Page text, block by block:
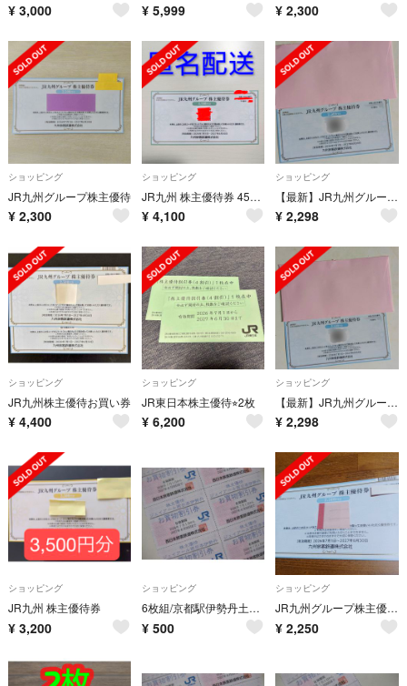
¥ 3,000 ¥ 5,999 ¥ 2,300
ショッピング
JR九州グループ株主優待
¥ 2,300
ショッピング
JR九州 株主優待券 4500円分
¥ 4,100
ショッピング
【最新】JR九州グループ 株主優待券
¥ 2,298
ショッピング
JR九州株主優待お買い券
¥ 4,400
ショッピング
JR東日本株主優待⭐︎2枚
¥ 6,200
ショッピング
【最新】JR九州グループ 株主優待券
¥ 2,298
ショッピング
JR九州 株主優待券
¥ 3,200
ショッピング
6枚組/京都駅伊勢丹土産他のお買物★1割引券7/1～2027/6/30
¥ 500
ショッピング
JR九州グループ株主優待券 2500円
¥ 2,250